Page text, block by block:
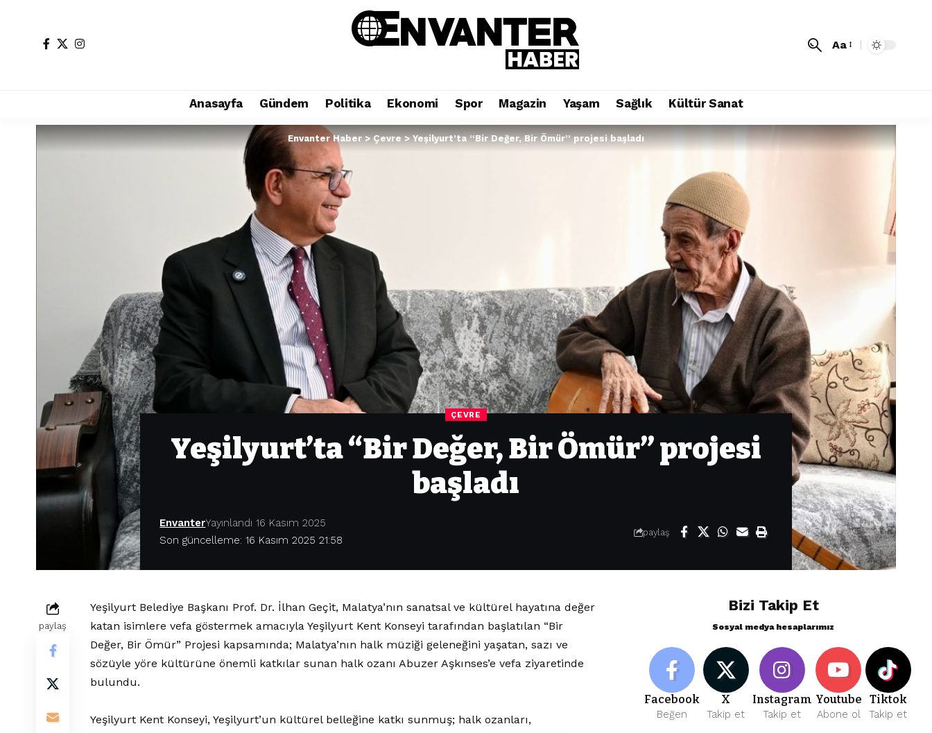
Aa
Anasayfa Gündem Politika Ekonomi Spor Magazin Yaşam Sağlık Kültür Sanat
Envanter Haber>Çevre>Yeşilyurt’ta “Bir Değer, Bir Ömür” projesi başladı
ÇEVRE
Yeşilyurt’ta “Bir Değer, Bir Ömür” projesi
başladı
Son güncelleme: 16 Kasım 2025 21:58
EnvanterYayınlandı 16 Kasım 2025
paylaş
paylaş
Yeşilyurt Belediye Başkanı Prof. Dr. İlhan Geçit, Malatya’nın sanatsal ve kültürel hayatına değer
katan isimlere vefa göstermek amacıyla Yeşilyurt Kent Konseyi tarafından başlatılan “Bir
Değer, Bir Ömür” Projesi kapsamında; Malatya’nın halk müziği geleneğini yaşatan, sazı ve
sözüyle yöre kültürüne önemli katkılar sunan halk ozanı Abuzer Aşkınses’e vefa ziyaretinde
bulundu.
Yeşilyurt Kent Konseyi, Yeşilyurt’un kültürel belleğine katkı sunmuş; halk ozanları,
Bizi Takip Et
Sosyal medya hesaplarımız
Facebook
Beğen
X
Takip et
Instagram
Takip et
Youtube
Abone ol
Tiktok
Takip et